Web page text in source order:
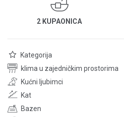
2 KUPAONICA
Kategorija
klima u zajedničkim prostorima
Kućni ljubimci
Kat
Bazen